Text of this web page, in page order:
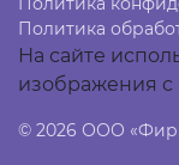
Политика
На сайте
изображения с
© 2026 ООО